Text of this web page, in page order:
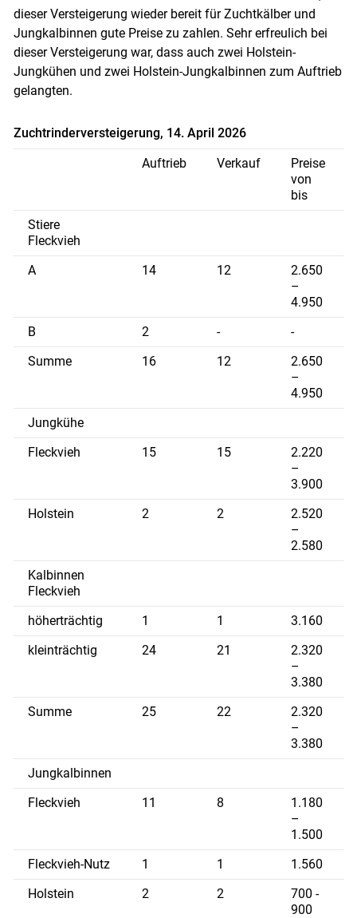
dieser Versteigerung wieder bereit für Zuchtkälber und
Jungkalbinnen gute Preise zu zahlen. Sehr erfreulich bei
dieser Versteigerung war, dass auch zwei Holstein-
Jungkühen und zwei Holstein-Jungkalbinnen zum Auftrieb
gelangten.
Zuchtrinderversteigerung, 14. April 2026
Auftrieb
Verkauf
Preise
von
bis
Stiere
Fleckvieh
A
14 12
2.650
–
4.950
B 2 - -
Summe
16 12
2.650
–
4.950
Jungkühe
Fleckvieh
15 15
2.220
–
3.900
Holstein 2 2
2.520
–
2.580
Kalbinnen
Fleckvieh
höherträchtig
1 1 3.160
kleinträchtig
24 21
2.320
–
3.380
Summe 25 22
2.320
–
3.380
Jungkalbinnen
Fleckvieh
11 8
1.180
–
1.500
Fleckvieh-Nutz 1 1 1.560
Holstein
2 2
700 -
900